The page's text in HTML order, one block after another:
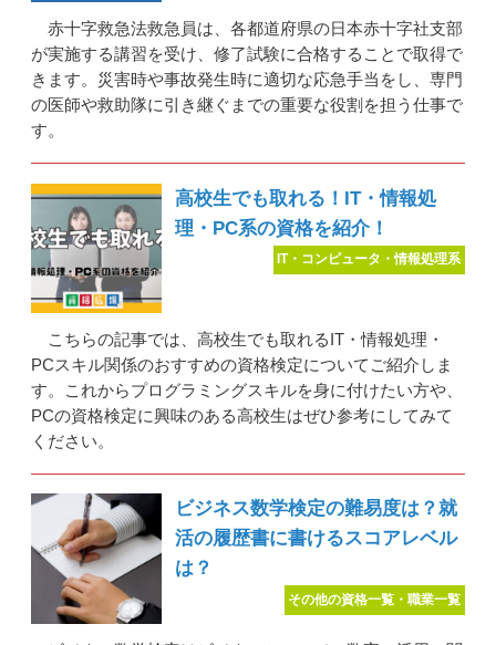
赤十字救急法救急員は、各都道府県の日本赤十字社支部
が実施する講習を受け、修了試験に合格することで取得で
きます。災害時や事故発生時に適切な応急手当をし、専門
の医師や救助隊に引き継ぐまでの重要な役割を担う仕事で
す。
高校生でも取れる！IT・情報処
理・PC系の資格を紹介！
IT・コンピュータ・情報処理系
こちらの記事では、高校生でも取れるIT・情報処理・
PCスキル関係のおすすめの資格検定についてご紹介しま
す。これからプログラミングスキルを身に付けたい方や、
PCの資格検定に興味のある高校生はぜひ参考にしてみて
ください。
ビジネス数学検定の難易度は？就
活の履歴書に書けるスコアレベル
は？
その他の資格一覧・職業一覧